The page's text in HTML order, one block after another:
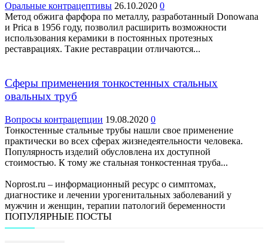
Оральные контрацептивы 26.10.2020 0
Метод обжига фарфора по металлу, разработанный Donowana
и Prica в 1956 году, позволил расширить возможности
использования керамики в постоянных протезных
реставрациях. Такие реставрации отличаются...
Сферы применения тонкостенных стальных
овальных труб
Вопросы контрацепции 19.08.2020 0
Тонкостенные стальные трубы нашли свое применение
практически во всех сферах жизнедеятельности человека.
Популярность изделий обусловлена их доступной
стоимостью. К тому же стальная тонкостенная труба...
Noprost.ru – информационный ресурс о симптомах,
диагностике и лечении урогенитальных заболеваний у
мужчин и женщин, терапии патологий беременности
ПОПУЛЯРНЫЕ ПОСТЫ